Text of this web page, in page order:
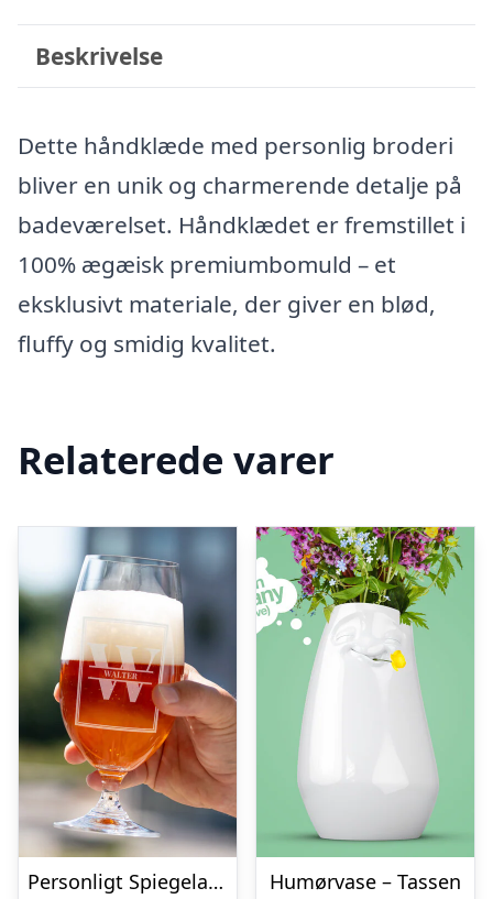
Beskrivelse
Dette håndklæde med personlig broderi
bliver en unik og charmerende detalje på
badeværelset. Håndklædet er fremstillet i
100% ægæisk premiumbomuld – et
eksklusivt materiale, der giver en blød,
fluffy og smidig kvalitet.
Relaterede varer
Personligt Spiegelau Ølglas med Gravering – Bogstav & Navn
Humørvase – Tassen